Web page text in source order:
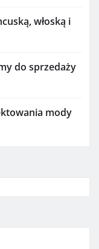
włoską i
do sprzedaży
mody